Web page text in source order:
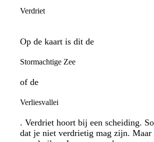
Verdriet
Op de kaart is dit de
Stormachtige Zee
of de
Verliesvallei
. Verdriet hoort bij een scheiding.
dat je niet verdrietig mag zijn. Maar